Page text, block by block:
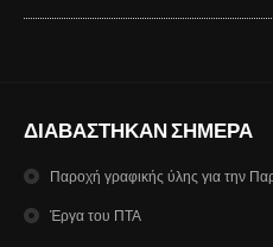
ΔΙΑΒΑΣΤΗΚΑΝ ΣΗΜΕΡΑ
Παροχή γραφικής ύλης για την
Έργα του ΠΤΑ